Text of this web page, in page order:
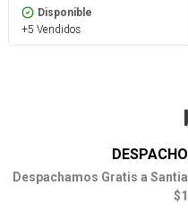
Disponible
+5 Vendidos
Despachamos Gratis a